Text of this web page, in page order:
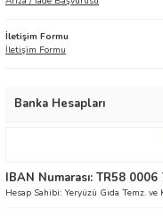
İletişim Formu
İletişim Formu
Banka Hesapları
IBAN Numarası: TR58
Hesap Sahibi: Yeryüzü Gıda Temz.